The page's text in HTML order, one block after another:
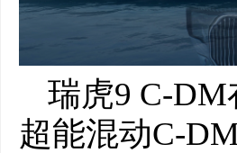
瑞虎9 C-
超能混动C-